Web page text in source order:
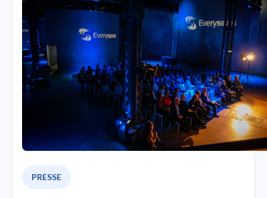
PRESSE